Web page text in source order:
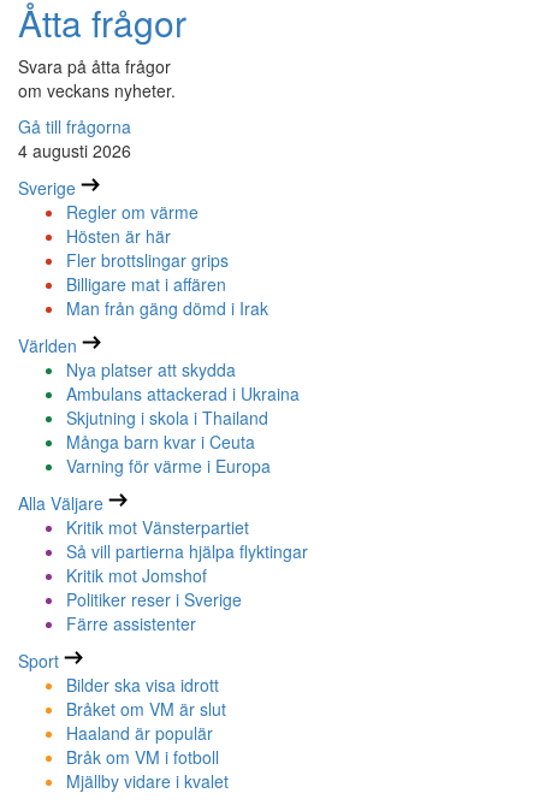
Åtta frågor
Svara på åtta frågor
om veckans nyheter.
Gå till frågorna
4 augusti 2026
Sverige
Regler om värme
Hösten är här
Fler brottslingar grips
Billigare mat i affären
Man från gäng dömd i Irak
Världen
Nya platser att skydda
Ambulans attackerad i Ukraina
Skjutning i skola i Thailand
Många barn kvar i Ceuta
Varning för värme i Europa
Alla Väljare
Kritik mot Vänsterpartiet
Så vill partierna hjälpa flyktingar
Kritik mot Jomshof
Politiker reser i Sverige
Färre assistenter
Sport
Bilder ska visa idrott
Bråket om VM är slut
Haaland är populär
Bråk om VM i fotboll
Mjällby vidare i kvalet